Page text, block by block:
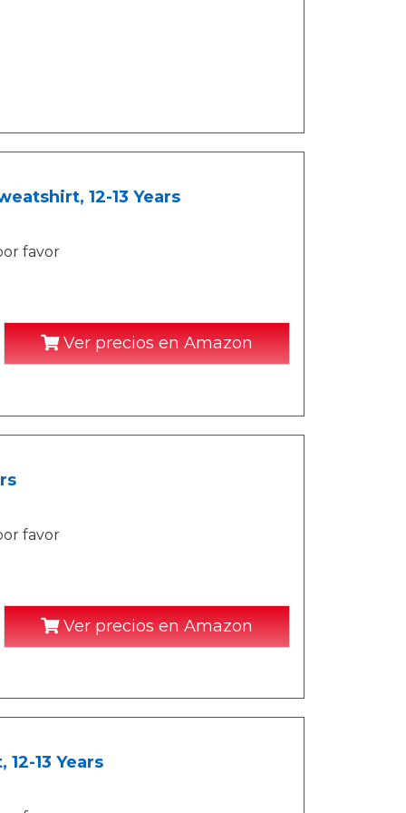
12-13 Years
favor
Ver precios en Amazon
favor
Ver precios en Amazon
13 Years